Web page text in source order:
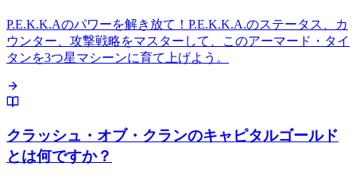
P.E.K.K.Aのパワーを解き放て！P.E.K.K.A.のステータス、カ
ウンター、攻撃戦略をマスターして、このアーマード・タイ
タンを3つ星マシーンに育て上げよう。
クラッシュ・オブ・クランのキャピタルゴールド
とは何ですか？